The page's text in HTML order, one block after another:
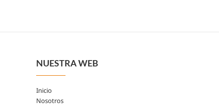
NUESTRA WEB
Inicio
Nosotros